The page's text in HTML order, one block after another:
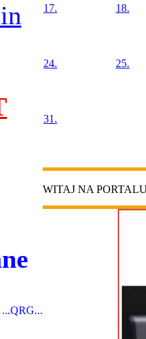
...QRG...
17. 18.
24. 25.
31.
WITAJ NA